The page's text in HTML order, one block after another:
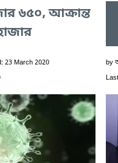
৬৫০, আক্রান্ত
23 March 2020
by